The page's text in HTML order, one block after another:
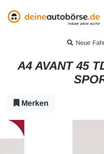
Neue
A4 AVANT 45
Merken